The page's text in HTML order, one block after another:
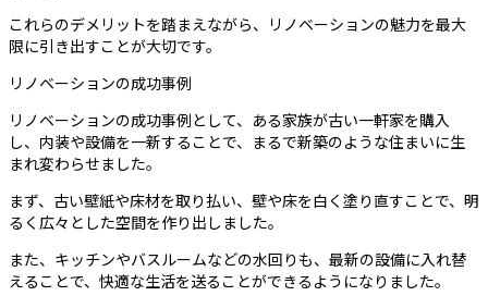
これらのデメリットを踏まえながら、リノベーションの魅力を最大
限に引き出すことが大切です。
リノベーションの成功事例
リノベーションの成功事例として、ある家族が古い一軒家を購入
し、内装や設備を一新することで、まるで新築のような住まいに生
まれ変わらせました。
まず、古い壁紙や床材を取り払い、壁や床を白く塗り直すことで、明
るく広々とした空間を作り出しました。
また、キッチンやバスルームなどの水回りも、最新の設備に入れ替
えることで、快適な生活を送ることができるようになりました。